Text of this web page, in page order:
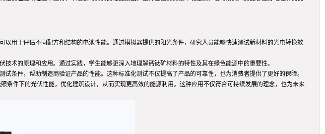
用于评估不同配方和结构的电池性能。通过模拟器提供的阳光条件，研究人员能够快速测试新材料的光电转换效
术的原理和应用。通过实践，学生能够更深入地理解钙钛矿材料的特性及其在绿色能源中的重要性。
条件，帮助制造商验证产品的性能。这种标准化测试不仅提高了产品的可靠性，也为消费者提供了更好的保障。
件下的光伏性能，优化建筑设计，从而实现更高效的能源利用。这种应用不仅符合可持续发展的理念，也为未来